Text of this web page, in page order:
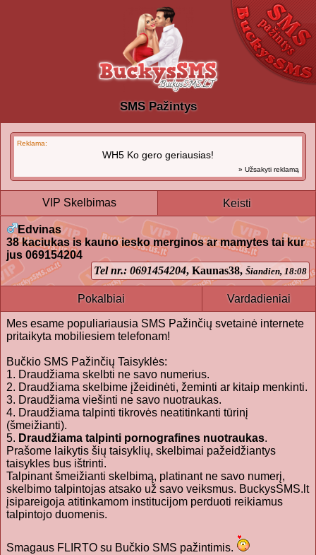
SMS Pažintys
Reklama:
WH5 Ko gero geriausias!
» Užsakyti reklamą
VIP Skelbimas Keisti
Edvinas
38 kaciukas is kauno iesko merginos ar mamytes tai kur
jus 069154204
Tel nr.: 0691454204, Kaunas38, Šiandien, 18:08
Pokalbiai Vardadieniai
Mes esame populiariausia SMS Pažinčių svetainė internete
pritaikyta mobiliesiem telefonam!
Bučkio SMS Pažinčių Taisyklės:
1. Draudžiama skelbti ne savo numerius.
2. Draudžiama skelbime įžeidinėti, žeminti ar kitaip menkinti.
3. Draudžiama viešinti ne savo nuotraukas.
4. Draudžiama talpinti tikrovės neatitinkanti tūrinį
(šmeižianti).
5. Draudžiama talpinti pornografines nuotraukas.
Prašome laikytis šių taisyklių, skelbimai pažeidžiantys
taisykles bus ištrinti.
Talpinant šmeižianti skelbimą, platinant ne savo numerį,
skelbimo talpintojas atsako už savo veiksmus. BuckysSMS.lt
įsipareigoja atitinkamom institucijom perduoti reikiamus
talpintojo duomenis.
Smagaus FLIRTO su Bučkio SMS pažintimis.